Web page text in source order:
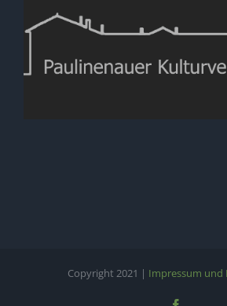
Copyright 2021 | Impressum und